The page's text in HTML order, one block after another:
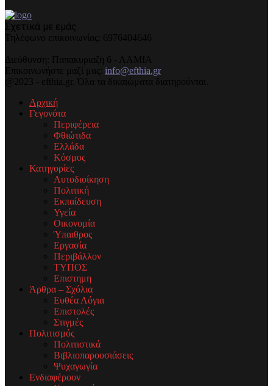
Σχετικά με εμάς
Τηλέφωνo επικοινωνίας: 6976404646
Διεύθυνση: Παπακυριαζή 6 - ΛΑΜΙΑ
Επικοινωνήστε μαζί μας: info@efthia.gr
@2023 - efthia.gr. Όλα τα δικαιώματα διατηρούνται.
Αρχική
Γεγονότα
Περιφέρεια
Φθιώτιδα
Ελλάδα
Κόσμος
Κατηγορίες
Αυτοδιοίκηση
Πολιτική
Εκπαίδευση
Υγεία
Οικονομία
Ύπαιθρος
Εργασία
Περιβάλλον
ΤΥΠΟΣ
Επιστημη
Άρθρα – Σχόλια
Ευθέα Λόγια
Επιστολές
Στιγμές
Πολιτισμός
Πολιτιστικά
Βιβλιοπαρουσιάσεις
Ψυχαγωγία
Ενδιαφέρουν